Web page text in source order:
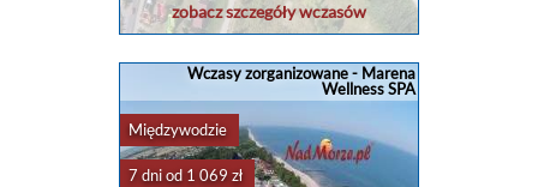
zobacz szczegóły wczasów
Wczasy zorganizowane - Marena
Wellness SPA
Międzywodzie
7 dni od 1 069 zł